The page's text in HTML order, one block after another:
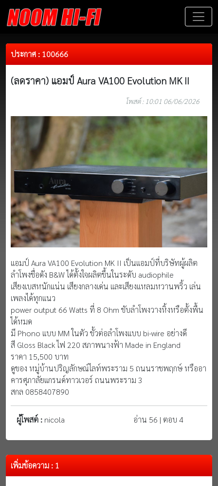
ประกาศ : 100666
(ลดราคา) แอมป์ Aura VA100 Evolution MK II
โพสต์ : 10:01 06/06/2026
แอมป์ Aura VA100 Evolution MK II เป็นแอมป์ที่บริษัทผู้ผลิต
ลำโพงชื่อดัง B&W ได้ตั้งใจผลิตขึ้นในระดับ audiophile
เสียงเบสหนักแน่น เสียงกลางเด่น และเสียงแหลมหวานพริ้ว เล่น
เพลงได้ทุกแนว
power output 66 Watts ที่ 8 Ohm ขับลำโพงวางหิ้งหรือตั้งพื้น
ได้หมด
มี Phono แบบ MM ในตัว ขั้วต่อลำโพงแบบ bi-wire อย่างดี
สี Gloss Black ไฟ 220 สภาพนางฟ้า Made in England
ราคา 15,500 บาท
ดูของ หมู่บ้านปริญลักษณ์ไลท์พระราม 5 ถนนราชพฤกษ์ หรืออา
คารศุภาลัยแกรนด์ทาวเวอร์ ถนนพระราม 3
สกล 0858407890
ผู้โพสต์ : nicola อ่าน 56 | ตอบ 4
เพิ่มข้อความ : 1